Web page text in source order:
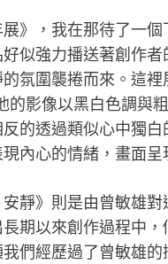
》，我在那待了一
似強力播送著創作
氛圍襲捲而來。這
的影像以黑白色調與
的透過類似心中獨
內心的情緒，畫面
靜》則是由曾敏雄對
期以來創作過程中
們經歷過了曾敏雄